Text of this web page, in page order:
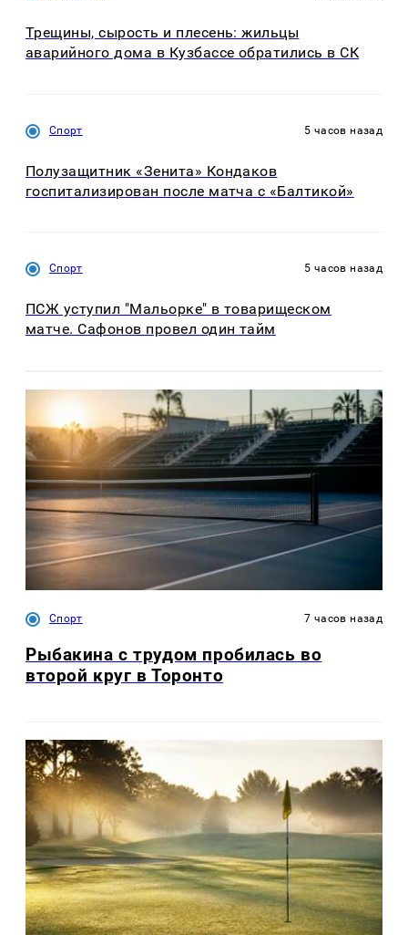
Трещины, сырость и плесень: жильцы
аварийного дома в Кузбассе обратились в СК
Спорт 5 часов назад
Полузащитник «Зенита» Кондаков
госпитализирован после матча с «Балтикой»
Спорт 5 часов назад
ПСЖ уступил "Мальорке" в товарищеском
матче. Сафонов провел один тайм
Спорт 7 часов назад
Рыбакина с трудом пробилась во
второй круг в Торонто